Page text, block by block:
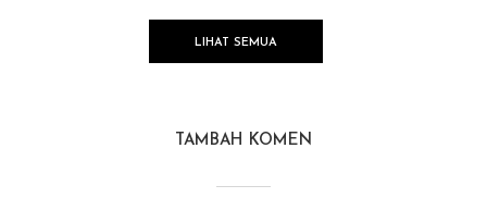
LIHAT SEMUA
TAMBAH KOMEN